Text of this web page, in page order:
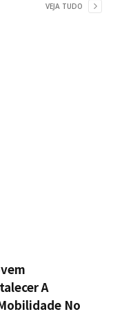
VEJA TUDO
A
No